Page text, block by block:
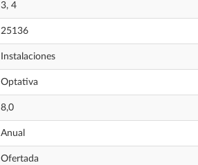
3, 4
25136
Instalaciones
Optativa
8,0
Anual
Ofertada